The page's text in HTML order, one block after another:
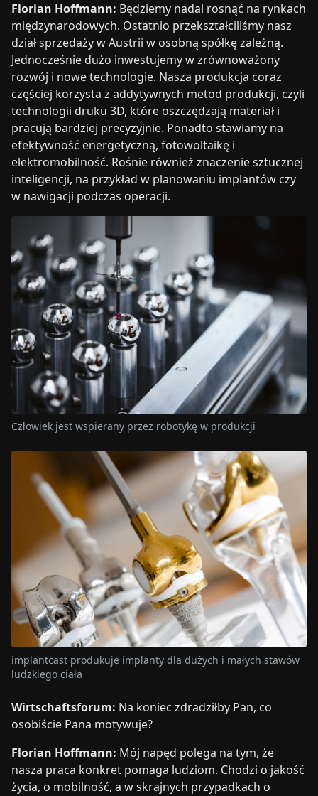
Florian Hoffmann: Będziemy nadal rosnąć na rynkach
międzynarodowych. Ostatnio przekształciliśmy nasz
dział sprzedaży w Austrii w osobną spółkę zależną.
Jednocześnie dużo inwestujemy w zrównoważony
rozwój i nowe technologie. Nasza produkcja coraz
częściej korzysta z addytywnych metod produkcji, czyli
technologii druku 3D, które oszczędzają materiał i
pracują bardziej precyzyjnie. Ponadto stawiamy na
efektywność energetyczną, fotowoltaikę i
elektromobilność. Rośnie również znaczenie sztucznej
inteligencji, na przykład w planowaniu implantów czy
w nawigacji podczas operacji.
Człowiek jest wspierany przez robotykę w produkcji
implantcast produkuje implanty dla dużych i małych stawów
ludzkiego ciała
Wirtschaftsforum: Na koniec zdradziłby Pan, co
osobiście Pana motywuje?
Florian Hoffmann: Mój napęd polega na tym, że
nasza praca konkret pomaga ludziom. Chodzi o jakość
życia, o mobilność, a w skrajnych przypadkach o